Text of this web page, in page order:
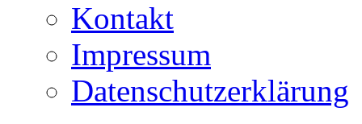
Kontakt
Impressum
Datenschutzerklärung